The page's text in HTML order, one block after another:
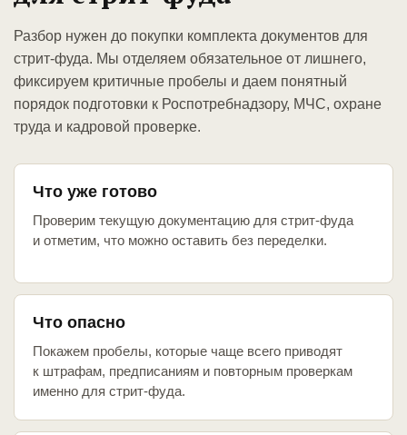
Разбор нужен до покупки комплекта документов для
стрит-фуда. Мы отделяем обязательное от лишнего,
фиксируем критичные пробелы и даем понятный
порядок подготовки к Роспотребнадзору, МЧС, охране
труда и кадровой проверке.
Что уже готово
Проверим текущую документацию для стрит-фуда
и отметим, что можно оставить без переделки.
Что опасно
Покажем пробелы, которые чаще всего приводят
к штрафам, предписаниям и повторным проверкам
именно для стрит-фуда.